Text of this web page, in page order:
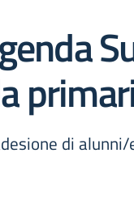
di alunni/